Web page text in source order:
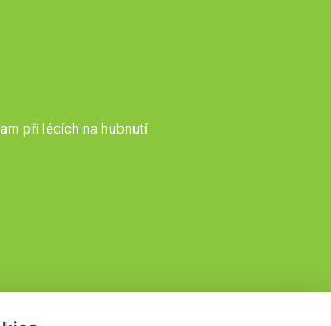
při lécích na hubnutí